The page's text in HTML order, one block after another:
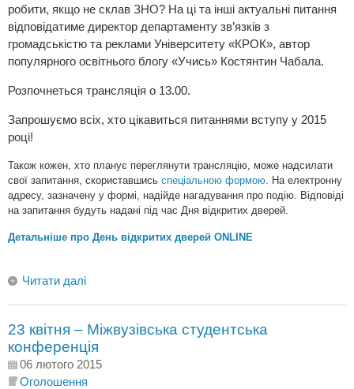
робити, якщо не склав ЗНО? На ці та інші актуальні питання
відповідатиме директор департаменту зв’язків з
громадськістю та реклами Університету «КРОК», автор
популярного освітнього блогу «Учись» Костянтин Чабала.
Розпочнеться трансляція о 13.00.
Запрошуємо всіх, хто цікавиться питаннями вступу у 2015
році!
Також кожен, хто планує переглянути трансляцію, може надсилати
свої запитання, скориставшись спеціальною формою . На електронну
адресу, зазначену у формі, надійде нагадування про подію.
Відповіді
на запитання будуть надані під час Дня відкритих дверей.
Детальніше про День відкритих дверей ONLINE
Читати далі
23 квітня – Міжвузівська студентська
конференція
06 лютого 2015
Оголошення